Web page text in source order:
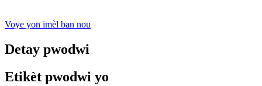
Voye yon imèl ban nou
Detay pwodwi
Etikèt pwodwi yo